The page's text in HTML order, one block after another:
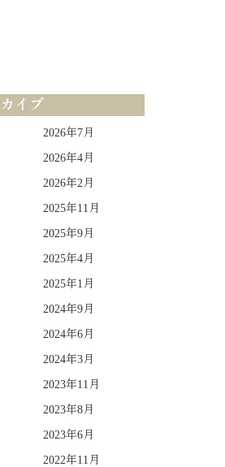
イブ
2026年7月
2026年4月
2026年2月
2025年11月
2025年9月
2025年4月
2025年1月
2024年9月
2024年6月
2024年3月
2023年11月
2023年8月
2023年6月
2022年11月